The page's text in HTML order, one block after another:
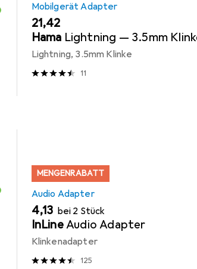
Mobilgerät Adapter
EUR
21,42
Hama Lightning — 3.5mm
Lightning, 3.5mm Klinke
11
MENGENRABATT
Audio Adapter
EUR
4,13 bei 2 Stück
InLineAudio Adapter
Klinkenadapter
125